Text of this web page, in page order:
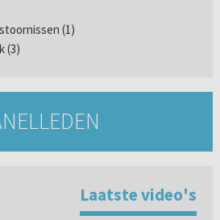
(1)
(3)
Laatste video's